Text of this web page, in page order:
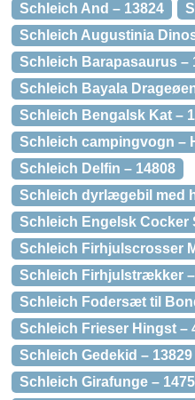
Schleich And – 13824
Schleich Augustinia
Schleich Barapasaurus –
Schleich Bayala
Schleich Bengalsk Kat –
Schleich campingvogn –
Schleich Delfin – 14808
Schleich dyrlægebil med
Schleich Engelsk Cocker
Schleich Firhjulscrosser
Schleich Firhjulstrækker –
Schleich Fodersæt til
Schleich Frieser Hingst –
Schleich Gedekid – 13829
Schleich Girafunge –